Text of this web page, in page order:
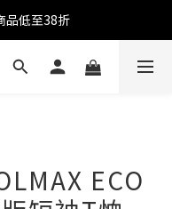
品低至38折
品低至38折
$2,999送經典保溫杯
低至38折
ECO